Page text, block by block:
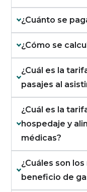
¿Cuánto se
¿Cómo se
¿Cuál es la
pasajes al
¿Cuál es la
hospedaje y
médicas?
¿Cuáles son
beneficio de